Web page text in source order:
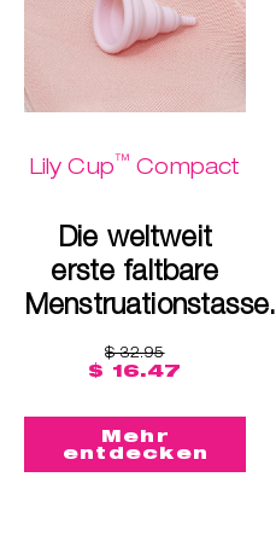
Lily Cup™ Compact
Die weltweit
erste faltbare
Menstruationstasse.
$ 32.95
$ 16.47
Mehr
entdecken